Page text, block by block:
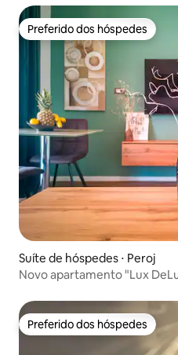
Preferido dos hóspedes
Preferido dos hóspedes
Suíte de hóspedes ⋅ Peroj
Novo apartamento "Lux
Preferido dos hóspedes
Preferido dos hóspedes